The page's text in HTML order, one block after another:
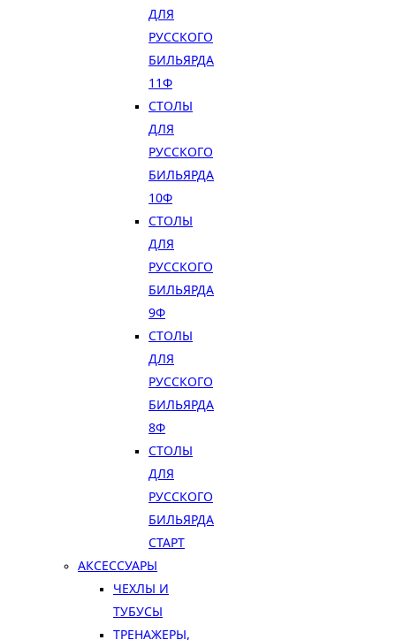
ДЛЯ
РУССКОГО
БИЛЬЯРДА
11Ф
СТОЛЫ
ДЛЯ
РУССКОГО
БИЛЬЯРДА
10Ф
СТОЛЫ
ДЛЯ
РУССКОГО
БИЛЬЯРДА
9Ф
СТОЛЫ
ДЛЯ
РУССКОГО
БИЛЬЯРДА
8Ф
СТОЛЫ
ДЛЯ
РУССКОГО
БИЛЬЯРДА
СТАРТ
АКСЕССУАРЫ
ЧЕХЛЫ И
ТУБУСЫ
ТРЕНАЖЕРЫ,